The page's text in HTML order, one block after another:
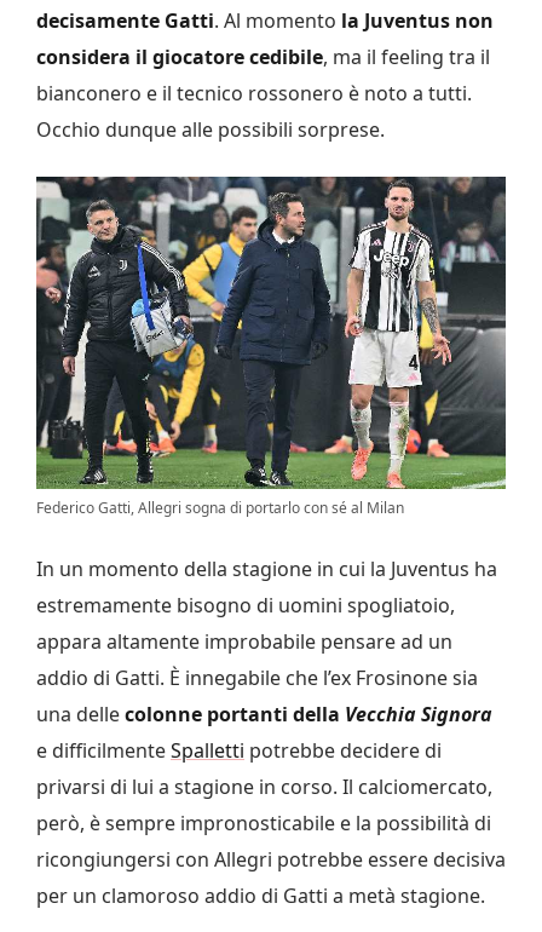
decisamente Gatti. Al momento la Juventus non
considera il giocatore cedibile, ma il feeling tra il
bianconero e il tecnico rossonero è noto a tutti.
Occhio dunque alle possibili sorprese.
Federico Gatti, Allegri sogna di portarlo con sé al Milan
In un momento della stagione in cui la Juventus ha
estremamente bisogno di uomini spogliatoio,
appara altamente improbabile pensare ad un
addio di Gatti. È innegabile che l’ex Frosinone sia
una dellecolonne portanti della Vecchia Signora
e difficilmenteSpalletti potrebbe decidere di
privarsi di lui a stagione in corso. Il calciomercato,
però, è sempre impronosticabile e la possibilità di
ricongiungersi con Allegri potrebbe essere decisiva
per un clamoroso addio di Gatti a metà stagione.